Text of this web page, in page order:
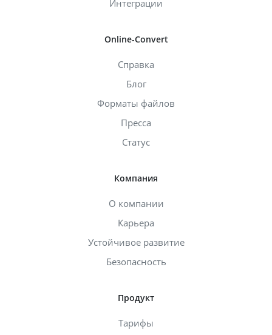
Интеграции
Online-Convert
Справка
Блог
Форматы файлов
Пресса
Статус
Компания
О компании
Карьера
Устойчивое развитие
Безопасность
Продукт
Тарифы